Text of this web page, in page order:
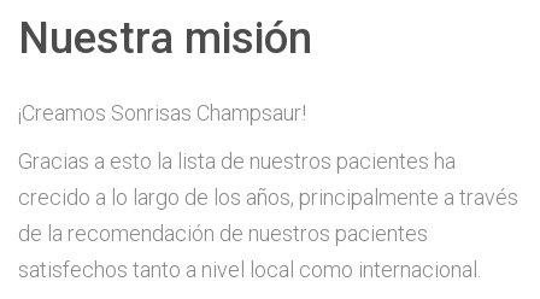
Nuestra misión
¡Creamos Sonrisas Champsaur!
Gracias a esto la lista de nuestros pacientes ha
crecido a lo largo de los años, principalmente a través
de la recomendación de nuestros pacientes
satisfechos tanto a nivel local como internacional.